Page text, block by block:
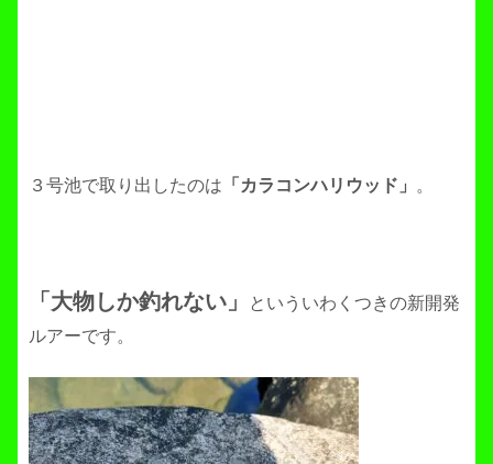
３号池で取り出したのは 「カラコンハリウッド」 。
「大物しか釣れない」
といういわくつきの新開発
ルアーです。